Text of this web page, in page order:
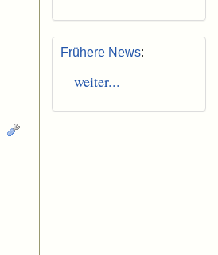
Frühere News:
weiter...